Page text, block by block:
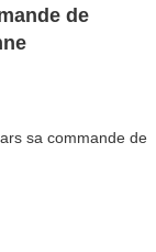
de